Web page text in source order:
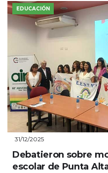
EDUCACIÓN
31/12/2025
Debatieron sobre
escolar de Punta